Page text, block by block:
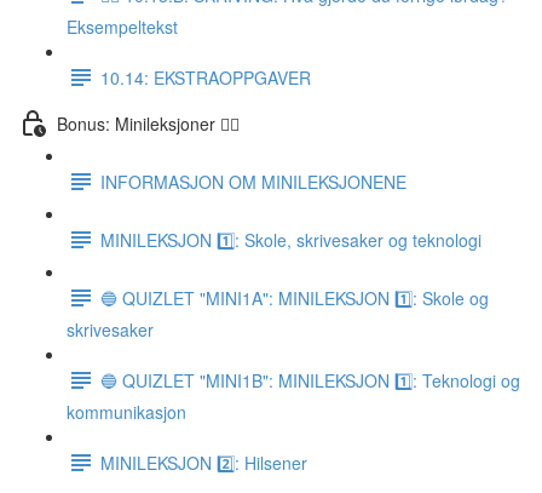
Eksempeltekst
10.14: EKSTRAOPPGAVER
Bonus: Minileksjoner 👌🏻
INFORMASJON OM MINILEKSJONENE
MINILEKSJON 1️⃣: Skole, skrivesaker og teknologi
🔵 QUIZLET "MINI1A": MINILEKSJON 1️⃣: Skole og
skrivesaker
🔵 QUIZLET "MINI1B": MINILEKSJON 1️⃣: Teknologi og
kommunikasjon
MINILEKSJON 2️⃣: Hilsener